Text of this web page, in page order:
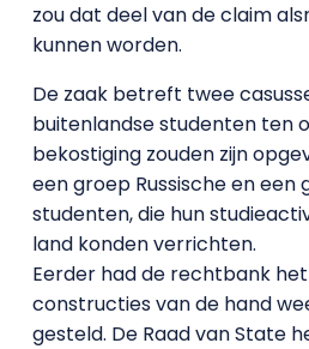
zou dat deel van de claim
kunnen worden.
De zaak betreft twee
buitenlandse studenten ten
bekostiging zouden zijn
een groep Russische en een
studenten, die hun
land konden verrichten.
Eerder had de rechtbank
constructies van de hand
gesteld. De Raad van State